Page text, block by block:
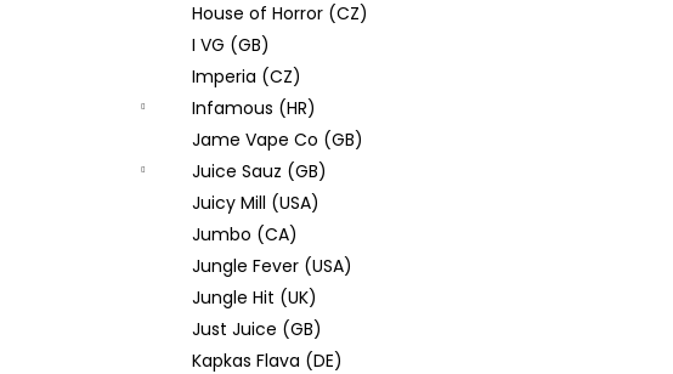
House of Horror (CZ)
I VG (GB)
Imperia (CZ)
Infamous (HR)
Jame Vape Co (GB)
Juice Sauz (GB)
Juicy Mill (USA)
Jumbo (CA)
Jungle Fever (USA)
Jungle Hit (UK)
Just Juice (GB)
Kapkas Flava (DE)